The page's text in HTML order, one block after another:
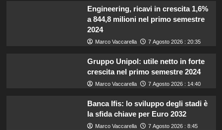
Engineering, ricavi in crescita 1,6%
a 844,8 milioni nel primo semestre
2024
Marco Vaccarella 7 Agosto 2026 : 20:35
Gruppo Unipol: utile netto in forte
crescita nel primo semestre 2024
Marco Vaccarella 7 Agosto 2026 : 14:40
Banca Ifis: lo sviluppo degli stadi è
la sfida chiave per Euro 2032
Marco Vaccarella 7 Agosto 2026 : 8:45